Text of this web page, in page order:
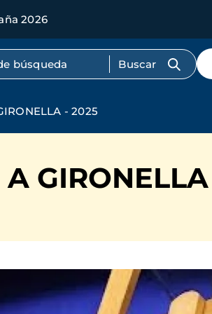
2026
completo
de
- 2025